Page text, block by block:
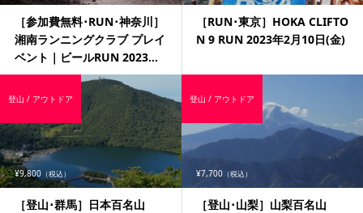
［参加費無料･RUN･神奈川］
湘南ランニングクラブ プレイ
ベント｜ビールRUN 2023...
［RUN･東京］HOKA CLIFTO
N 9 RUN 2023年2月10日(金)
¥9,800 （税込）
［登山･群馬］日本百名山
登山 / アウトドア
¥7,700 （税込）
［登山･山梨］山梨百名山
登山 / アウトドア